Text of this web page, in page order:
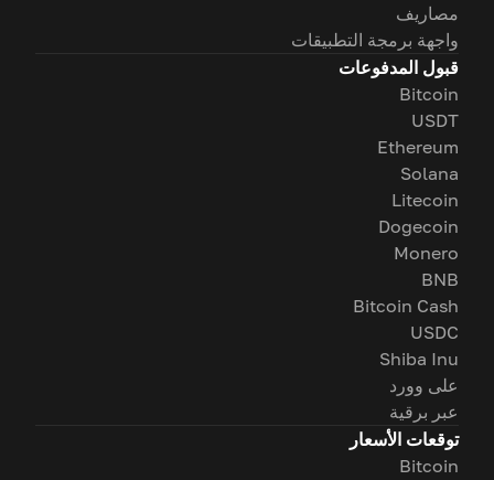
مصاريف
واجهة برمجة التطبيقات
قبول المدفوعات
Bitcoin
USDT
Ethereum
Solana
Litecoin
Dogecoin
Monero
BNB
Bitcoin Cash
USDC
Shiba Inu
على وورد
عبر برقية
توقعات الأسعار
Bitcoin